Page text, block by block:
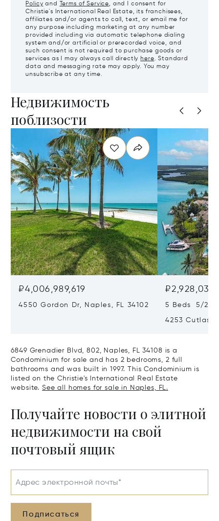
Policy and Terms of Service, and I consent for
Christie's International Real Estate, its franchisees,
affiliates and/or agents to call, text, or email me for
any purpose including marketing at any number
provided including via automatic telephone dialing
system and/or artificial or prerecorded voice, and
such consent is not required to purchase goods or
services as I may always call directly here. Standard
data and messaging rate may apply. You may
unsubscribe at any time.
Недвижимость
поблизости
₽4,006,989,619
4550 Gordon Dr, Naples, FL 34102 5 Beds 5/2
4253 Cutlass
6849 Grenadier Blvd, 802, Naples, FL 34108 is a
Condominium for sale and has 2 bedrooms, 2 full
bathrooms and was built in 1997. This Condominium is
listed on the Christie's International Real Estate
website. See all homes for sale in Naples, FL.
Получайте новости о элитной
недвижимости на свой
почтовый ящик
Адрес электронной почты*
Подписаться